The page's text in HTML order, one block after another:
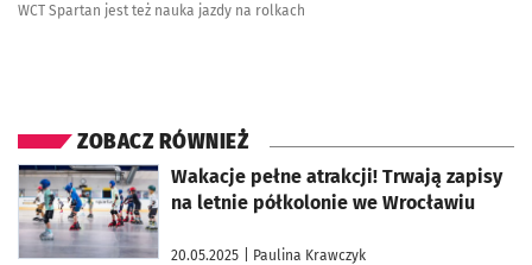
WCT Spartan jest też nauka jazdy na rolkach
ZOBACZ RÓWNIEŻ
Wakacje pełne atrakcji! Trwają zapisy
na letnie półkolonie we Wrocławiu
20.05.2025 | Paulina Krawczyk
otworzy się w nowej karcie